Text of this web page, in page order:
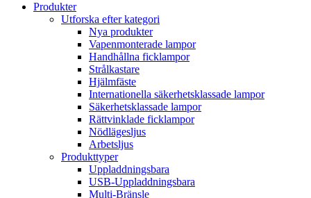
Produkter
Utforska efter kategori
Nya produkter
Vapenmonterade lampor
Handhållna ficklampor
Strålkastare
Hjälmfäste
Internationella säkerhetsklassade lampor
Säkerhetsklassade lampor
Rättvinklade ficklampor
Nödlägesljus
Arbetsljus
Produkttyper
Uppladdningsbara
USB-Uppladdningsbara
Multi-Bränsle